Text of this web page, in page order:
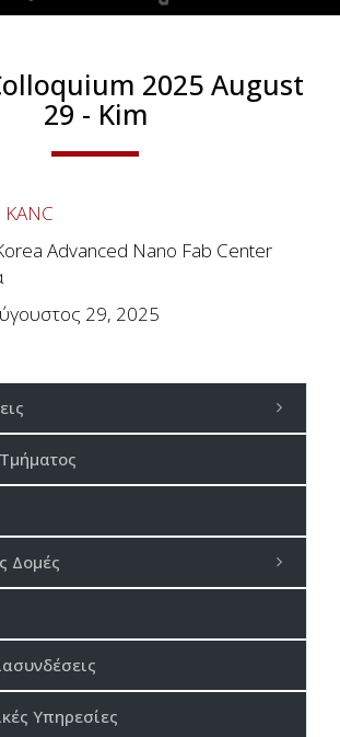
2025 August
29 - Kim
Advanced Nano Fab Center
29, 2025
Δομές
Υπηρεσίες